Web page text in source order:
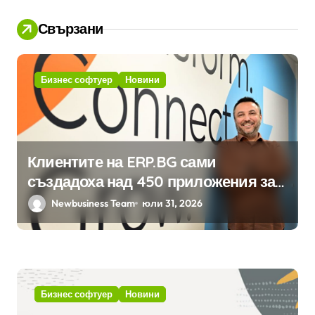
Свързани
Бизнес софтуер Новини
Клиентите на ERP.BG сами
създадоха над 450 приложения за
ERP системата с помощта на
вградения в нея изкуствен
Newbusiness Team юли 31, 2026
Бизнес софтуер Новини